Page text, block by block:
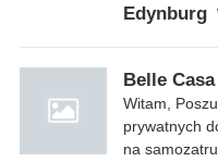
Edynburg
Belle Casa
Witam,
prywatnych
na